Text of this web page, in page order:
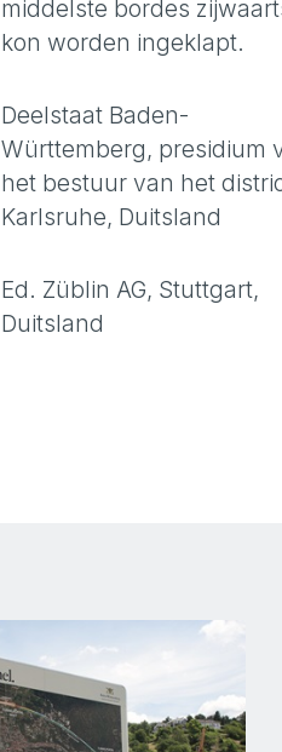
middelste bordes
kon worden ingeklapt.
Deelstaat Baden-
Württemberg, presidium
het bestuur van het
Karlsruhe, Duitsland
Ed. Züblin AG, Stuttgart,
Duitsland